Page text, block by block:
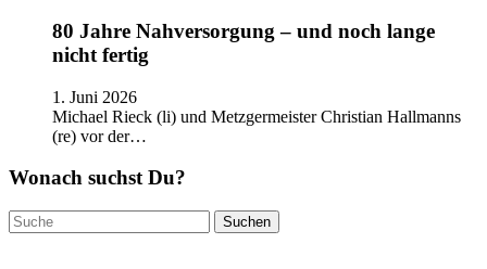
80 Jahre Nahversorgung – und noch lange
nicht fertig
1. Juni 2026
Michael Rieck (li) und Metzgermeister Christian Hallmanns
(re) vor der…
Wonach suchst Du?
Suchen
nach: